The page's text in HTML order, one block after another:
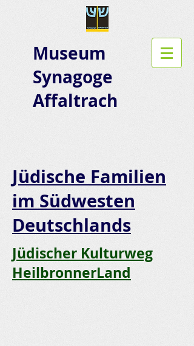
Museum
Synagoge
Affaltrach
Jüdische Familien
im Südwesten
Deutschlands
Jüdischer Kulturweg
HeilbronnerLand